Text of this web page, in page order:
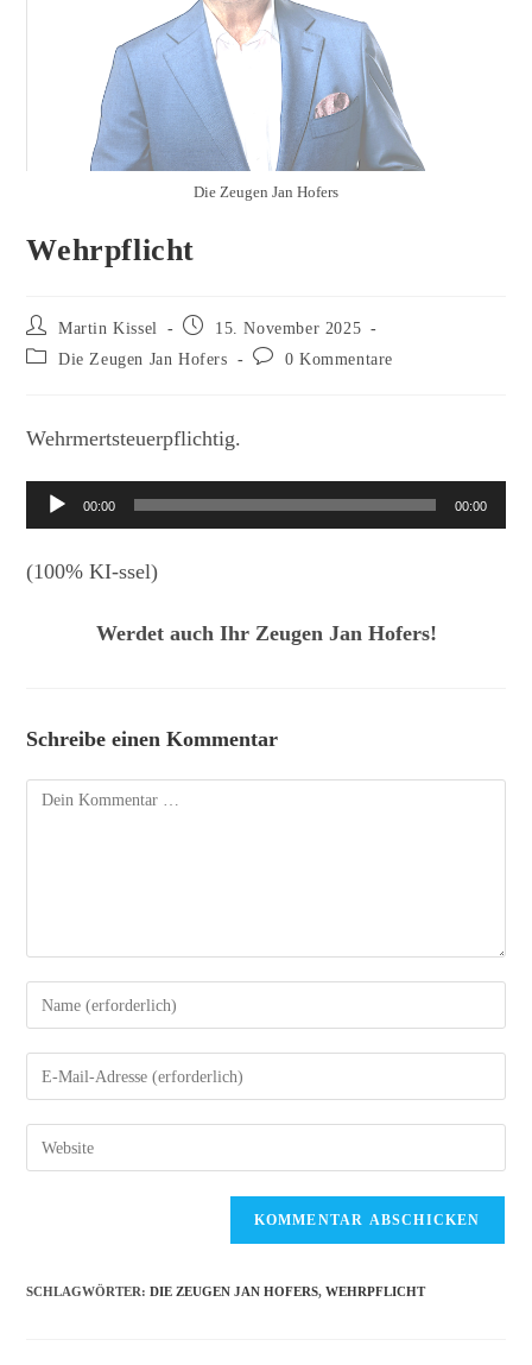
Die Zeugen Jan Hofers
Wehrpflicht
Beitrags-
Autor:
Martin Kissel
Beitrag
veröffentlicht:
15. November 2025
Beitrags-Die Zeugen Jan Hofers
Beitrags-0 Kommentare
Wehrmertsteuerpflichtig.
Audio-00:00 00:00
(100% KI-ssel)
Werdet auch Ihr Zeugen Jan Hofers!
Schreibe einen Kommentar
Kommentar
Gib
deinen
Namen
oder
zum
Kommentieren
Gib
deine
E-
Mail-
Gib
deine
(optional)
SCHLAGWÖRTER:DIE ZEUGEN JAN HOFERS, WEHRPFLICHT